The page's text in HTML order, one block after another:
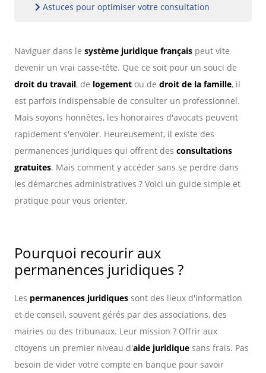
Astuces pour optimiser votre consultation
Naviguer dans le système juridique français peut vite
devenir un vrai casse-tête. Que ce soit pour un souci de
droit du travail, de logement ou de droit de la famille, il
est parfois indispensable de consulter un professionnel.
Mais soyons honnêtes, les honoraires d'avocats peuvent
rapidement s'envoler. Heureusement, il existe des
permanences juridiques qui offrent des consultations
gratuites. Mais comment y accéder sans se perdre dans
les démarches administratives ? Voici un guide simple et
pratique pour vous orienter.
Pourquoi recourir aux
permanences juridiques ?
Les permanences juridiques sont des lieux d'information
et de conseil, souvent gérés par des associations, des
mairies ou des tribunaux. Leur mission ? Offrir aux
citoyens un premier niveau d'aide juridique sans frais. Pas
besoin de vider votre compte en banque pour savoir